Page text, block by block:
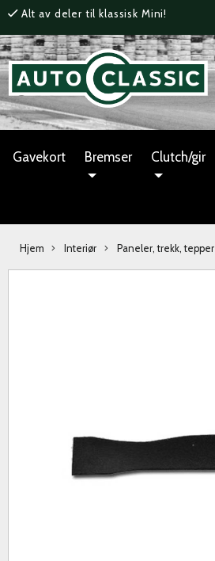
Alt av deler til klassisk Mini!
Gavekort Bremser Clutch/gir
Hjem Interiør Paneler, trekk, tepper